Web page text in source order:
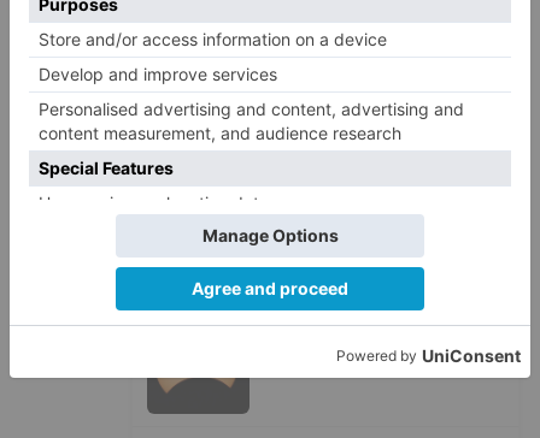
de inmigrantes
5
El PSOE denuncia que las
piscinas municipales de Burgos
llevan seis meses sin la
plagas
LO ÚLTIMO
1
Calor y posibles tormentas en
Burgos durante el eclipse del 12
de agosto